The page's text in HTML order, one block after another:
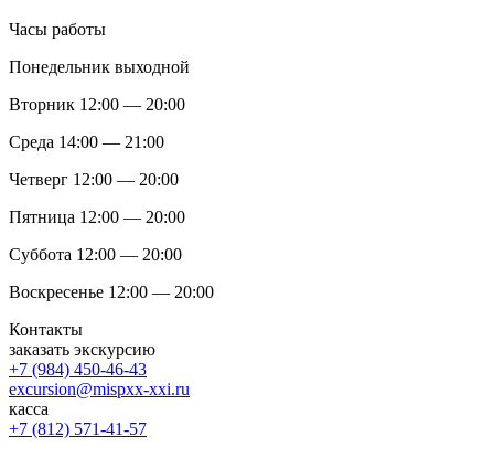
Часы работы
Понедельник выходной
Вторник 12:00 — 20:00
Среда 14:00 — 21:00
Четверг 12:00 — 20:00
Пятница 12:00 — 20:00
Суббота 12:00 — 20:00
Воскресенье 12:00 — 20:00
Контакты
заказать экскурсию
+7 (984) 450-46-43
excursion@mispxx-xxi.ru
касса
+7 (812) 571-41-57